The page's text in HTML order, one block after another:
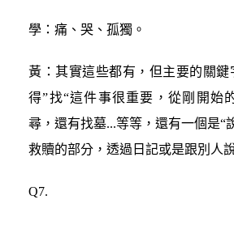
學：痛、哭、孤獨。
黃：其實這些都有，但主要的關鍵
得”找“這件事很重要，從剛開始
尋，還有找墓...等等，還有一個是“
救贖的部分，透過日記或是跟別人
Q7.